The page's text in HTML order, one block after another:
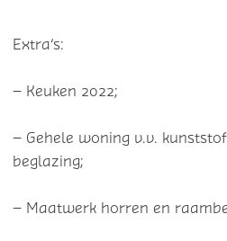
Extra’s:
– Keuken 2022;
– Gehele woning v.v.
beglazing;
– Maatwerk horren en